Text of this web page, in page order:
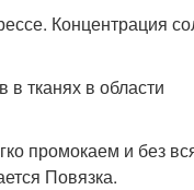
Концентрация
тканях в области
промокаем и без
Повязка.